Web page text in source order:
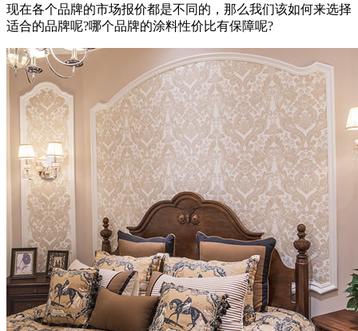
现在各个品牌的市场报价都是不同的，那么我们该如何来选择
适合的品牌呢?哪个品牌的涂料性价比有保障呢?